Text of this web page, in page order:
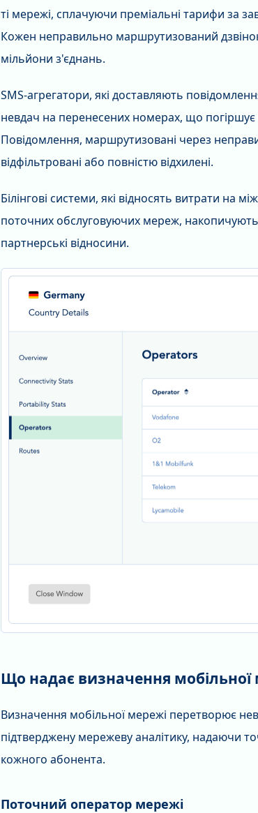
ті мережі, сплачуючи преміальні тарифи за
Кожен неправильно маршрутизований
мільйони з'єднань.
SMS-агрегатори, які доставляють
невдач на перенесених номерах, що погіршує
Повідомлення, маршрутизовані через
відфільтровані або повністю відхилені.
Білінгові системи, які відносять витрати на
поточних обслуговуючих мереж, накопичують
партнерські відносини.
Що надає визначення мобільної
Визначення мобільної мережі перетворює
підтверджену мережеву аналітику, надаючи
кожного абонента.
Поточний оператор мережі